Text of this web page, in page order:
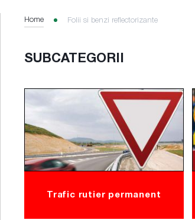
Home Folii si benzi reflectorizante
SUBCATEGORII
Trafic rutier permanent